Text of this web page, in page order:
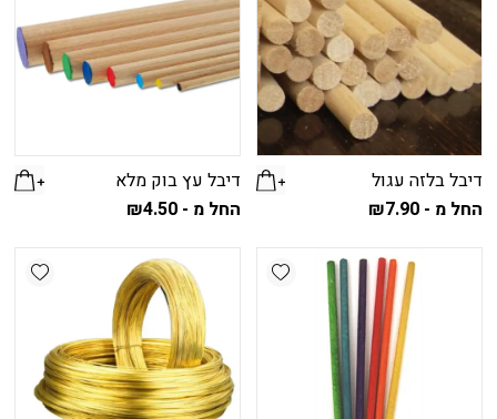
דיבל בלזה עגול
החל מ -
₪7.90
דיבל עץ בוק מלא
החל מ -
₪4.50
מספר
סוגים.
ניתן
לבחור
את
Add wishlist